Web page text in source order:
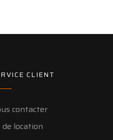
CLIENT
contacter
de location